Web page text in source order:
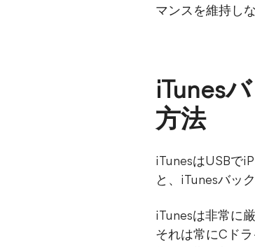
マンスを維持し
iTunes
方法
iTunesはUSBで
と、iTunesバッ
iTunesは非常に
それは常にCド